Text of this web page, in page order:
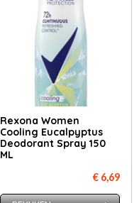
Rexona Women
Cooling Eucalpyptus
Deodorant Spray 150
ML
€ 6,69